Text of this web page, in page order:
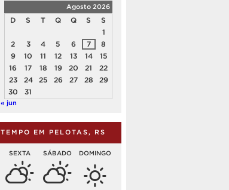
Agosto 2026
D S T Q Q S
S
1
2
3 4 5 6 7
8
9
10 11 12 13 14
15
16
17 18 19 20 21
22
23
24 25 26 27 28
29
30
31
« jun
TEMPO EM PELOTAS, RS
SEXTA SÁBADO DOMINGO